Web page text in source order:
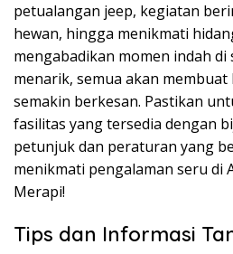
petualangan jeep, kegiatan
hewan, hingga menikmati
mengabadikan momen indah
menarik, semua akan
semakin berkesan. Pastikan
fasilitas yang tersedia dengan
petunjuk dan peraturan yang
menikmati pengalaman seru di
Merapi!
Tips dan Informasi